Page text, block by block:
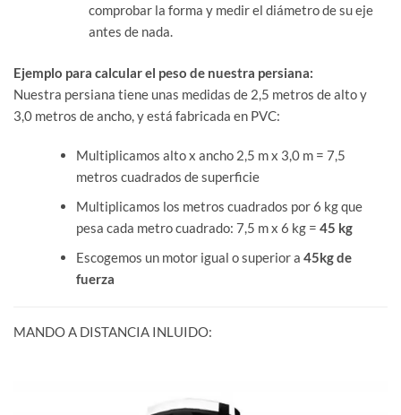
comprobar la forma y medir el diámetro de su eje
antes de nada.
Ejemplo para calcular el peso de nuestra persiana:
Nuestra persiana tiene unas medidas de 2,5 metros de alto y
3,0 metros de ancho, y está fabricada en PVC:
Multiplicamos alto x ancho 2,5 m x 3,0 m = 7,5
metros cuadrados de superficie
Multiplicamos los metros cuadrados por 6 kg que
pesa cada metro cuadrado: 7,5 m x 6 kg = 45 kg
Escogemos un motor igual o superior a 45kg de
fuerza
MANDO A DISTANCIA INLUIDO: